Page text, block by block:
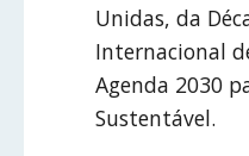
Unidas, da
Internacional
Agenda 2030
Sustentável.